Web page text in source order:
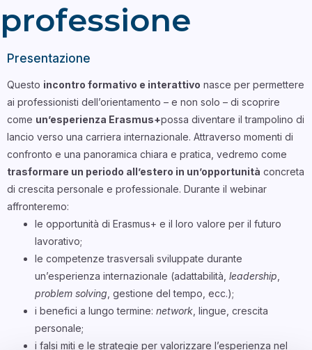
professione
Presentazione
Questo incontro formativo e interattivo nasce per permettere
ai professionisti dell’orientamento – e non solo – di scoprire
come un’esperienza Erasmus+possa diventare il trampolino di
lancio verso una carriera internazionale. Attraverso momenti di
confronto e una panoramica chiara e pratica, vedremo come
trasformare un periodo all’estero in un’opportunità concreta
di crescita personale e professionale. Durante il webinar
affronteremo:
le opportunità di Erasmus+ e il loro valore per il futuro
lavorativo;
le competenze trasversali sviluppate durante
un’esperienza internazionale (adattabilità, leadership
problem solving , gestione del tempo, ecc.);
i benefici a lungo termine: network , lingue, crescita
personale;
i falsi miti e le strategie per valorizzare l’esperienza nel